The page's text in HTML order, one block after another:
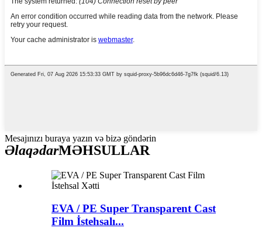
Mesajınızı buraya yazın və bizə göndərin
ƏlaqədarMƏHSULLAR
EVA / PE Super Transparent Cast
Film İstehsalı...